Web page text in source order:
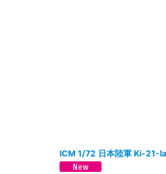
ICM 1/72 日本陸軍 Ki-21-